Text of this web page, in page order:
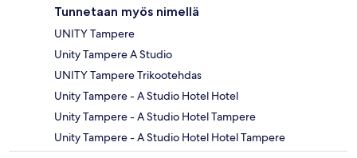
Tunnetaan myös nimellä
UNITY Tampere
Unity Tampere A Studio
UNITY Tampere Trikootehdas
Unity Tampere - A Studio Hotel Hotel
Unity Tampere - A Studio Hotel Tampere
Unity Tampere - A Studio Hotel Hotel Tampere